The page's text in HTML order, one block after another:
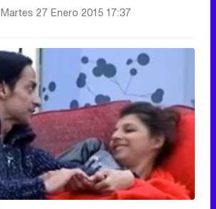
Martes 27 Enero 2015 17:37